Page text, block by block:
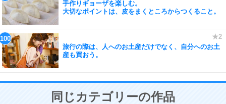
手作りギョーザを楽しむ。
大切なポイントは、皮をまくところからつくること。
旅行の際は、人へのお土産だけでなく、自分へのお土
産も買おう。
同じカテゴリーの作品